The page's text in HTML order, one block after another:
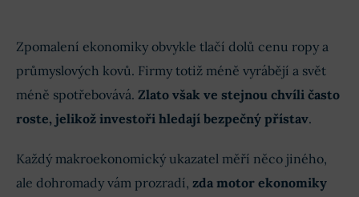
Zpomalení ekonomiky obvykle tlačí dolů cenu ropy a
průmyslových kovů. Firmy totiž méně vyrábějí a svět
méně spotřebovává. Zlato však ve stejnou chvíli často
roste, jelikož investoři hledají bezpečný přístav.
Každý makroekonomický ukazatel měří něco jiného,
ale dohromady vám prozradí, zda motor ekonomiky